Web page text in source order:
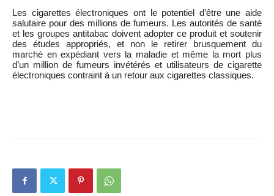
Les cigarettes électroniques ont le potentiel d’être une aide
salutaire pour des millions de fumeurs. Les autorités de santé
et les groupes antitabac doivent adopter ce produit et soutenir
des études appropriés, et non le retirer brusquement du
marché en expédiant vers la maladie et même la mort plus
d’un million de fumeurs invétérés et utilisateurs de cigarette
électroniques contraint à un retour aux cigarettes classiques.